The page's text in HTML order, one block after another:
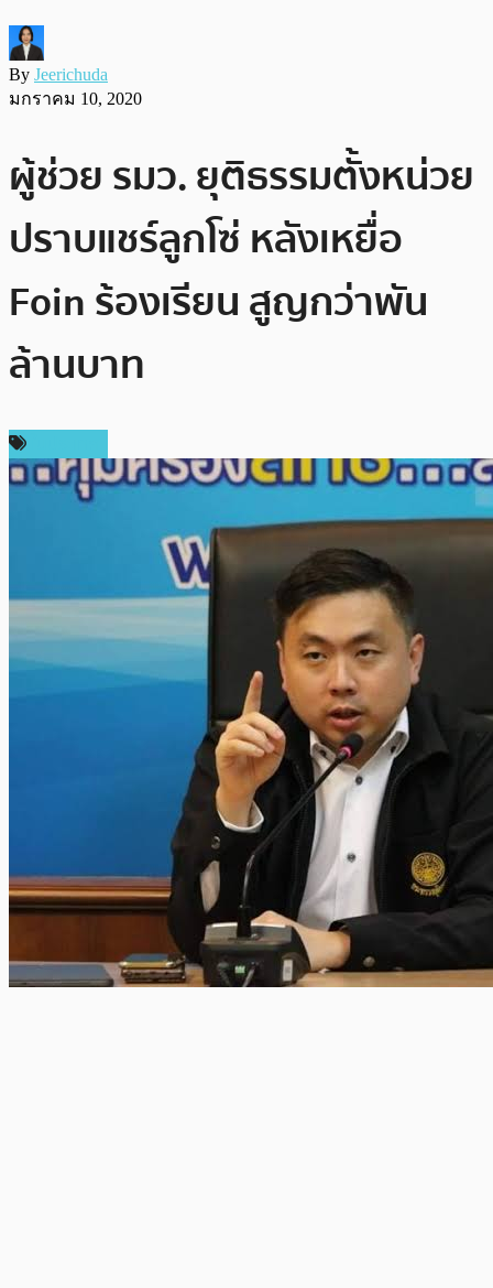
By Jeerichuda
มกราคม 10, 2020
ผู้ช่วย รมว. ยุติธรรมตั้งหน่วย
ปราบแชร์ลูกโซ่ หลังเหยื่อ
Foin ร้องเรียน สูญกว่าพัน
ล้านบาท